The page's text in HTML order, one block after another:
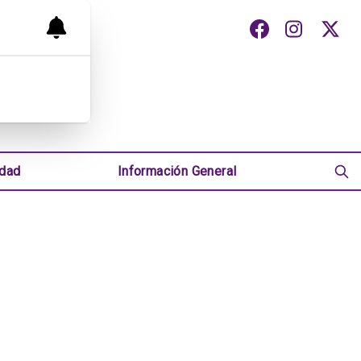
Información General